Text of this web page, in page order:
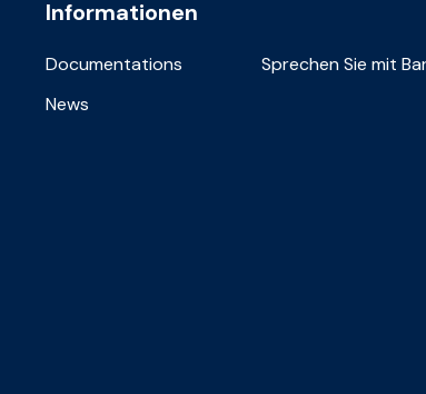
Informationen
Documentations
Sprechen Sie mit
News